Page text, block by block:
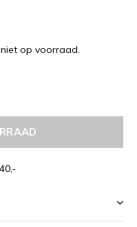
op voorraad.